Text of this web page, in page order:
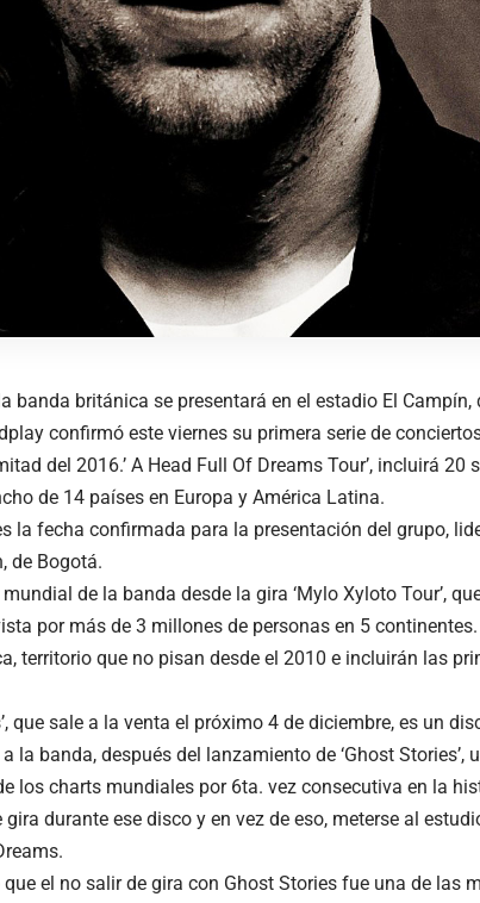
banda británica se presentará en el estadio El Campín,
confirmó este viernes su primera serie de
del 2016.’ A Head Full Of Dreams Tour’, incluirá 20
de 14 países en Europa y América Latina.
la fecha confirmada para la presentación del grupo,
de Bogotá.
de la banda desde la gira ‘Mylo Xyloto Tour’,
por más de 3 millones de personas en 5
territorio que no pisan desde el 2010 e incluirán las
que sale a la venta el próximo 4 de diciembre, es un
la banda, después del lanzamiento de ‘Ghost Stories’,
los charts mundiales por 6ta. vez consecutiva en la
durante ese disco y en vez de eso, meterse al
que el no salir de gira con Ghost Stories fue una de las